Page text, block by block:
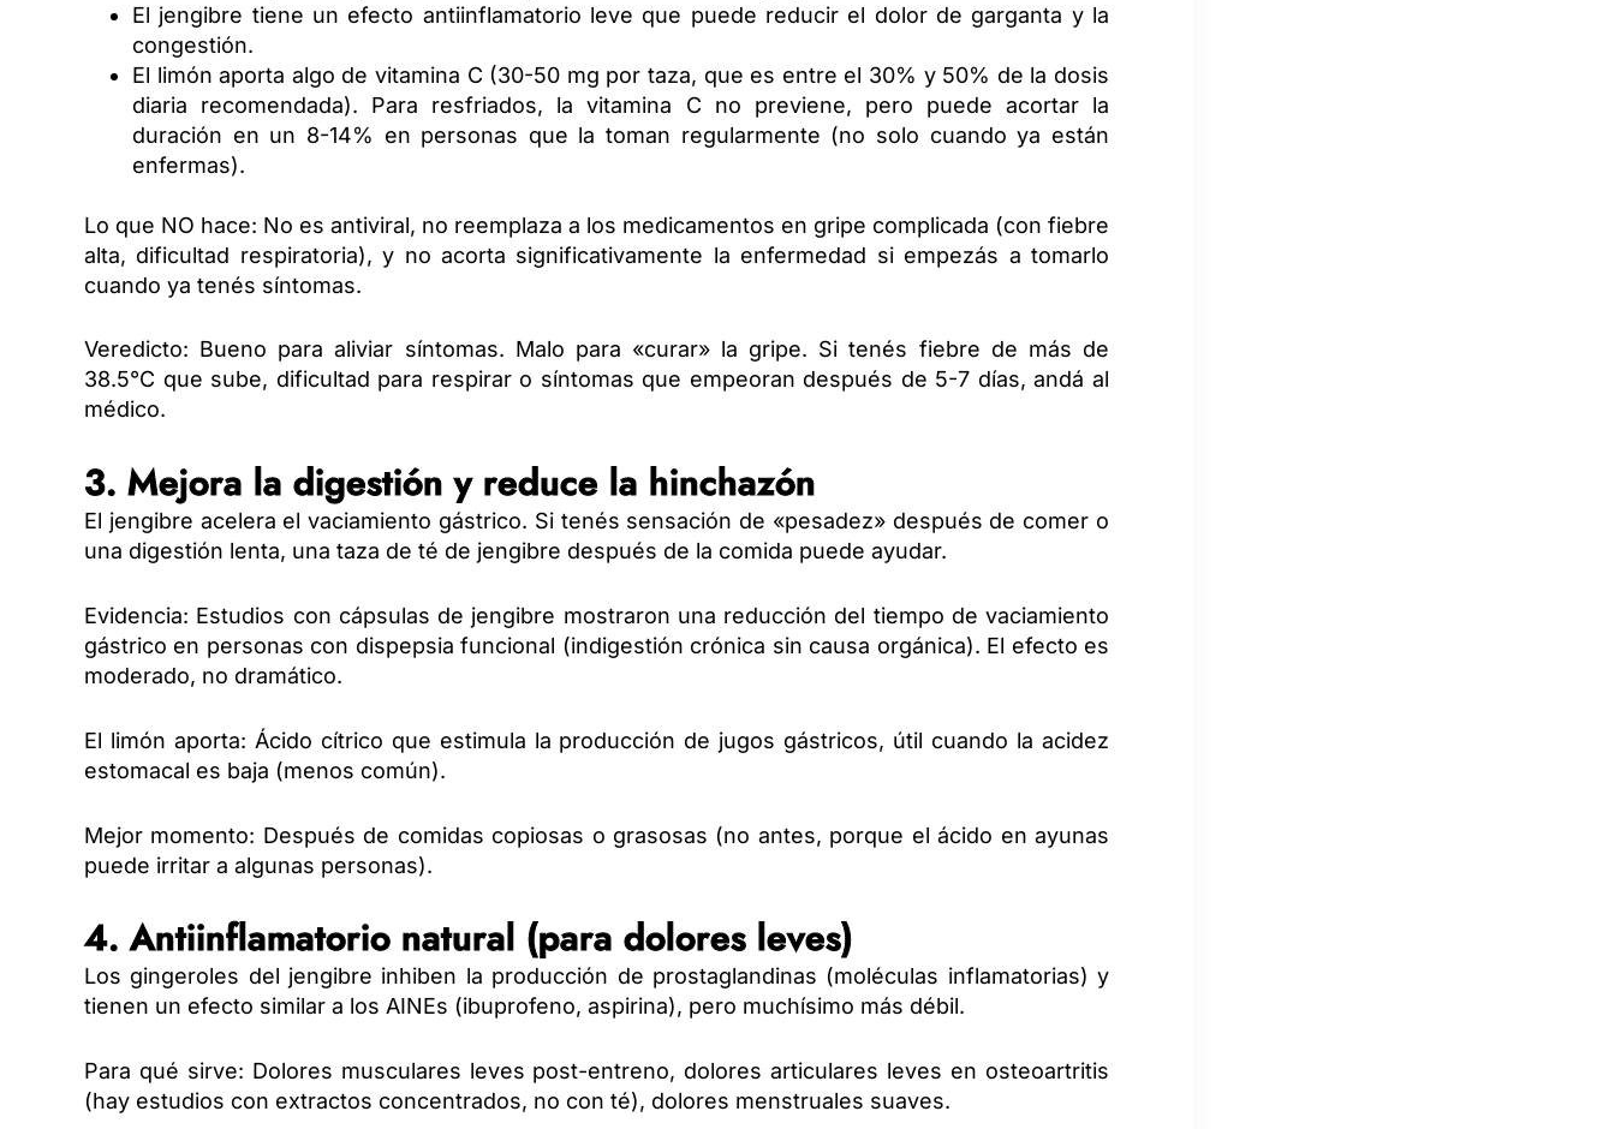
El jengibre tiene un efecto antiinflamatorio leve que puede reducir el dolor de garganta y la
congestión.
El limón aporta algo de vitamina C (30-50 mg por taza, que es entre el 30% y 50% de la dosis
diaria recomendada). Para resfriados, la vitamina C no previene, pero puede acortar la
duración en un 8-14% en personas que la toman regularmente (no solo cuando ya están
enfermas).
Lo que NO hace: No es antiviral, no reemplaza a los medicamentos en gripe complicada (con fiebre
alta, dificultad respiratoria), y no acorta significativamente la enfermedad si empezás a tomarlo
cuando ya tenés síntomas.
Veredicto: Bueno para aliviar síntomas. Malo para «curar» la gripe. Si tenés fiebre de más de
38.5°C que sube, dificultad para respirar o síntomas que empeoran después de 5-7 días, andá al
médico.
3. Mejora la digestión y reduce la hinchazón
El jengibre acelera el vaciamiento gástrico. Si tenés sensación de «pesadez» después de comer o
una digestión lenta, una taza de té de jengibre después de la comida puede ayudar.
Evidencia: Estudios con cápsulas de jengibre mostraron una reducción del tiempo de vaciamiento
gástrico en personas con dispepsia funcional (indigestión crónica sin causa orgánica). El efecto es
moderado, no dramático.
El limón aporta: Ácido cítrico que estimula la producción de jugos gástricos, útil cuando la acidez
estomacal es baja (menos común).
Mejor momento: Después de comidas copiosas o grasosas (no antes, porque el ácido en ayunas
puede irritar a algunas personas).
4. Antiinflamatorio natural (para dolores leves)
Los gingeroles del jengibre inhiben la producción de prostaglandinas (moléculas inflamatorias) y
tienen un efecto similar a los AINEs (ibuprofeno, aspirina), pero muchísimo más débil.
Para qué sirve: Dolores musculares leves post-entreno, dolores articulares leves en osteoartritis
(hay estudios con extractos concentrados, no con té), dolores menstruales suaves.